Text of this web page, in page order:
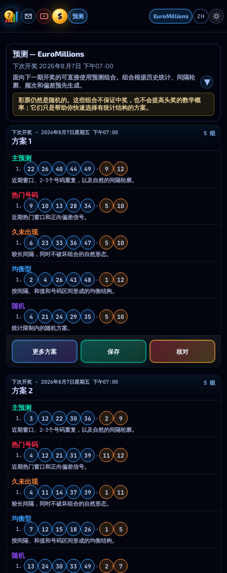
$ 预测 EuroMillions ZH
预测 — EuroMillions
下次开奖 2026年8月7日 下午07:00
面向下一期开奖的可直接使用预测组合。组合根据历史统计、间隔轮
廓、频次和偏差预先生成。
彩票仍然是随机的。这些组合不保证中奖，也不会提高头奖的数学概
率；它们只是帮助你快速选择有统计结构的方案。
下次开奖 - 2026年8月7日星期五 下午07:00
方案 1
5 组
主预测
1. 22 26 40 44 49 + 9 12
近期窗口、2-3个号码重复，以及自然的间隔轮廓。
热门号码
1. 9 10 13 28 34 + 5 10
近期热门窗口和正向偏差信号。
久未出现
1. 6 23 33 36 47 + 5 10
较长间隔，同时不破坏组合的自然形态。
均衡型
1. 2 4 26 41 48 + 1 12
按间隔、和值和号码区间形成的均衡结构。
随机
1. 4 21 24 29 35 + 5 10
统计限制内的随机方案。
更多方案 保存 核对
下次开奖 - 2026年8月7日星期五 下午07:00
方案 2
5 组
主预测
1. 3 12 22 30 36 + 2 9
近期窗口、2-3个号码重复，以及自然的间隔轮廓。
热门号码
1. 4 12 21 31 39 + 11 12
近期热门窗口和正向偏差信号。
久未出现
1. 4 11 14 37 39 + 1 11
较长间隔，同时不破坏组合的自然形态。
均衡型
1. 7 12 15 18 26 + 1 5
按间隔、和值和号码区间形成的均衡结构。
随机
1. 13 24 30 33 49 + 2 7